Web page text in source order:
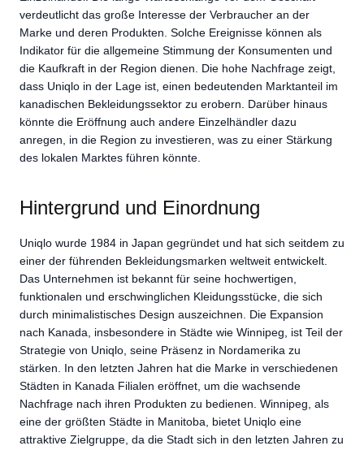
verdeutlicht das große Interesse der Verbraucher an der
Marke und deren Produkten. Solche Ereignisse können als
Indikator für die allgemeine Stimmung der Konsumenten und
die Kaufkraft in der Region dienen. Die hohe Nachfrage zeigt,
dass Uniqlo in der Lage ist, einen bedeutenden Marktanteil im
kanadischen Bekleidungssektor zu erobern. Darüber hinaus
könnte die Eröffnung auch andere Einzelhändler dazu
anregen, in die Region zu investieren, was zu einer Stärkung
des lokalen Marktes führen könnte.
Hintergrund und Einordnung
Uniqlo wurde 1984 in Japan gegründet und hat sich seitdem zu
einer der führenden Bekleidungsmarken weltweit entwickelt.
Das Unternehmen ist bekannt für seine hochwertigen,
funktionalen und erschwinglichen Kleidungsstücke, die sich
durch minimalistisches Design auszeichnen. Die Expansion
nach Kanada, insbesondere in Städte wie Winnipeg, ist Teil der
Strategie von Uniqlo, seine Präsenz in Nordamerika zu
stärken. In den letzten Jahren hat die Marke in verschiedenen
Städten in Kanada Filialen eröffnet, um die wachsende
Nachfrage nach ihren Produkten zu bedienen. Winnipeg, als
eine der größten Städte in Manitoba, bietet Uniqlo eine
attraktive Zielgruppe, da die Stadt sich in den letzten Jahren zu